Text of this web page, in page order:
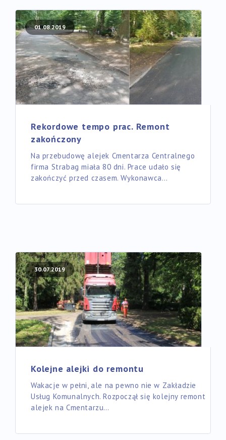
01.08.2019
Rekordowe tempo prac. Remont
zakończony
Na przebudowę alejek Cmentarza Centralnego
firma Strabag miała 80 dni. Prace udało się
zakończyć przed czasem. Wykonawca…
30.07.2019
Kolejne alejki do remontu
Wakacje w pełni, ale na pewno nie w Zakładzie
Usług Komunalnych. Rozpoczął się kolejny remont
alejek na Cmentarzu…